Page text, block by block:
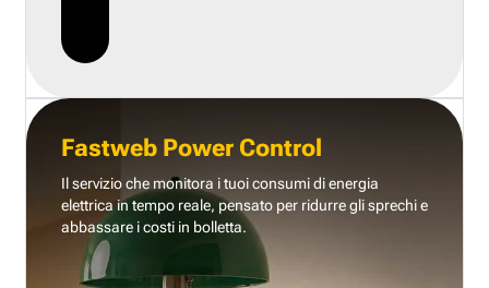
Fastweb Power Control
Il servizio che monitora i tuoi consumi di energia
elettrica in tempo reale, pensato per ridurre gli sprechi e
abbassare i costi in bolletta.